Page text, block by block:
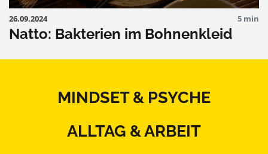
26.09.2024 5 min
Natto: Bakterien im Bohnenkleid
MINDSET & PSYCHE
ALLTAG & ARBEIT